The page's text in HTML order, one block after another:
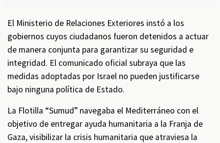
El Ministerio de Relaciones Exteriores instó a los
gobiernos cuyos ciudadanos fueron detenidos a actuar
de manera conjunta para garantizar su seguridad e
integridad. El comunicado oficial subraya que las
medidas adoptadas por Israel no pueden justificarse
bajo ninguna política de Estado.
La Flotilla “Sumud” navegaba el Mediterráneo con el
objetivo de entregar ayuda humanitaria a la Franja de
Gaza, visibilizar la crisis humanitaria que atraviesa la